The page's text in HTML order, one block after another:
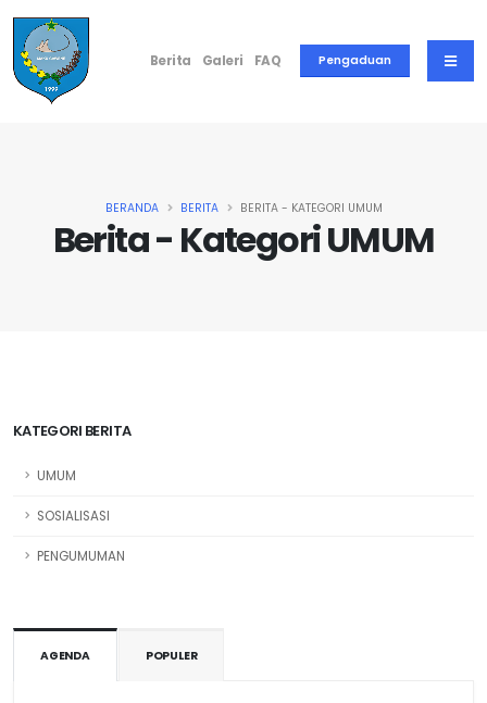
Berita Galeri FAQ Pengaduan
Berita - Kategori UMUM
BERANDA BERITA BERITA - KATEGORI UMUM
KATEGORI BERITA
UMUM
SOSIALISASI
PENGUMUMAN
AGENDA POPULER